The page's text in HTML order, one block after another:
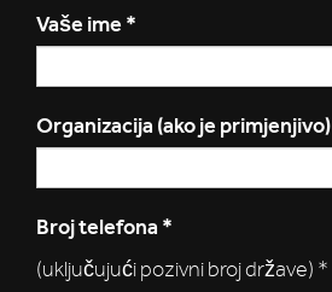
Vaše ime *
Organizacija (ako je primjenjivo)
Broj telefona *
(uključujući pozivni broj države) *